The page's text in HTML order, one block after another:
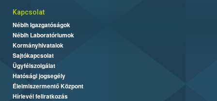
Kapcsolat
Nébih Igazgatóságok
Nébih Laboratóriumok
Kormányhivatalok
Sajtókapcsolat
Ügyfélszolgálat
Hatósági jogsegély
Élelmiszermentő Központ
Hírlevél feliratkozás